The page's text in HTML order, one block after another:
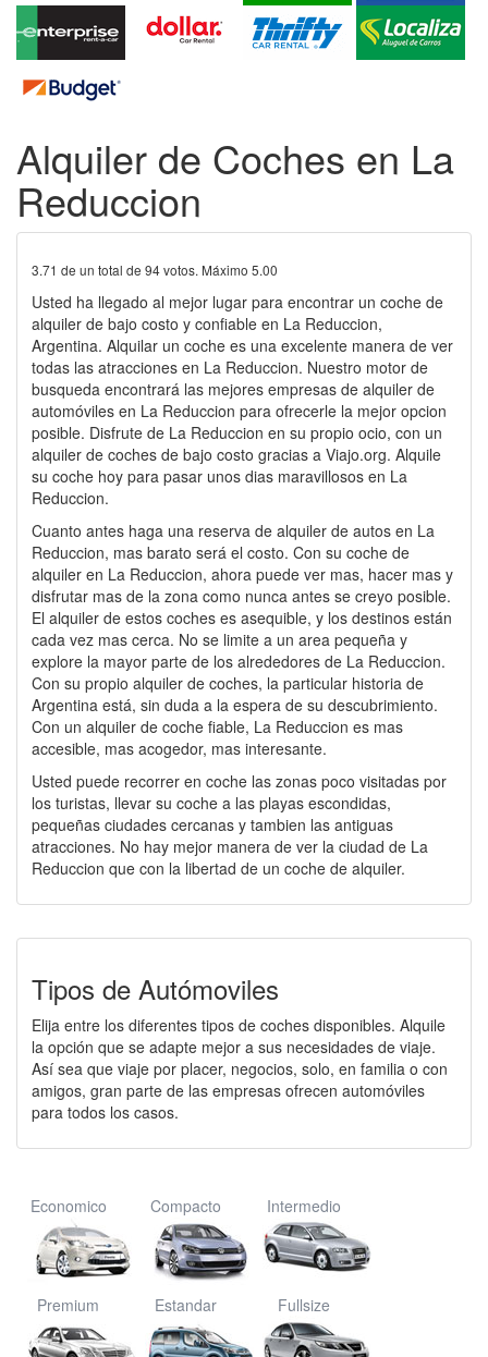
Alquiler de Coches en La
Reduccion
3.71 de un total de 94votos. Máximo 5.00
Usted ha llegado al mejor lugar para encontrar un coche de
alquiler de bajo costo y confiable en La Reduccion,
Argentina. Alquilar un coche es una excelente manera de ver
todas las atracciones en La Reduccion. Nuestro motor de
busqueda encontrará las mejores empresas de alquiler de
automóviles en La Reduccion para ofrecerle la mejor opcion
posible. Disfrute de La Reduccion en su propio ocio, con un
alquiler de coches de bajo costo gracias a Viajo.org. Alquile
su coche hoy para pasar unos dias maravillosos en La
Reduccion.
Cuanto antes haga una reserva de alquiler de autos en La
Reduccion, mas barato será el costo. Con su coche de
alquiler en La Reduccion, ahora puede ver mas, hacer mas y
disfrutar mas de la zona como nunca antes se creyo posible.
El alquiler de estos coches es asequible, y los destinos están
cada vez mas cerca. No se limite a un area pequeña y
explore la mayor parte de los alrededores de La Reduccion.
Con su propio alquiler de coches, la particular historia de
Argentina está, sin duda a la espera de su descubrimiento.
Con un alquiler de coche fiable, La Reduccion es mas
accesible, mas acogedor, mas interesante.
Usted puede recorrer en coche las zonas poco visitadas por
los turistas, llevar su coche a las playas escondidas,
pequeñas ciudades cercanas y tambien las antiguas
atracciones. No hay mejor manera de ver la ciudad de La
Reduccion que con la libertad de un coche de alquiler.
Tipos de Autómoviles
Elija entre los diferentes tipos de coches disponibles. Alquile
la opción que se adapte mejor a sus necesidades de viaje.
Así sea que viaje por placer, negocios, solo, en familia o con
amigos, gran parte de las empresas ofrecen automóviles
para todos los casos.
Economico Compacto Intermedio
Premium Estandar Fullsize